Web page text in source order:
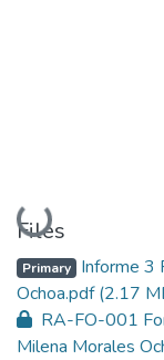
Loading...
Files
Primary Informe 3
Ochoa.pdf(2.17
RA-FO-001
Milena Morales